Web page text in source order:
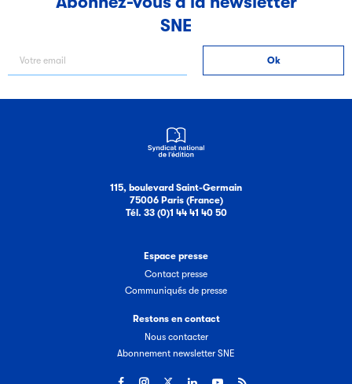
SNE
115, boulevard Saint-Germain
75006 Paris (France)
Tél. 33 (0)1 44 41 40 50
Espace presse
Contact presse
Communiqués de presse
Restons en contact
Nous contacter
Abonnement newsletter SNE
Filéas